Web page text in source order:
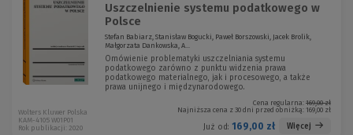
Uszczelnienie systemu podatkowego w
Polsce
Stefan Babiarz, Stanisław Bogucki, Paweł Borszowski, Jacek Brolik,
Małgorzata Dankowska, A...
Omówienie problematyki uszczelniania systemu
podatkowego zarówno z punktu widzenia prawa
podatkowego materialnego, jak i procesowego, a także
prawa unijnego i międzynarodowego.
Cena regularna: 169,00 zł
Najniższa cena z 30 dni przed obniżką: 169,00 zł
Już od: 169,00 zł Więcej
Wolters Kluwer Polska
KAM-4105 W01P01
Rok publikacji: 2020